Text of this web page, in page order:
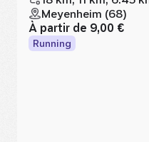
Meyenheim (68)
À partir de 9,00 €
Running